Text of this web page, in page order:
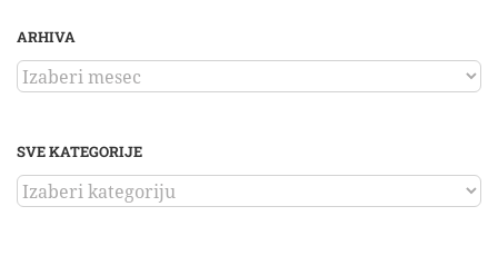
ARHIVA
ARHIVA
SVE KATEGORIJE
SVE
KATEGORIJE